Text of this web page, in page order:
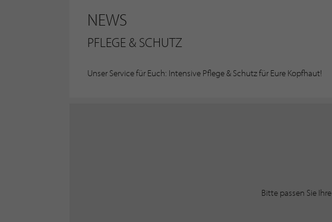
NEWS
PFLEGE & SCHUTZ
Unser Service für Euch: Intensive Pflege & Schutz für Eure Kopfhaut!
Bitte passen Sie Ihre